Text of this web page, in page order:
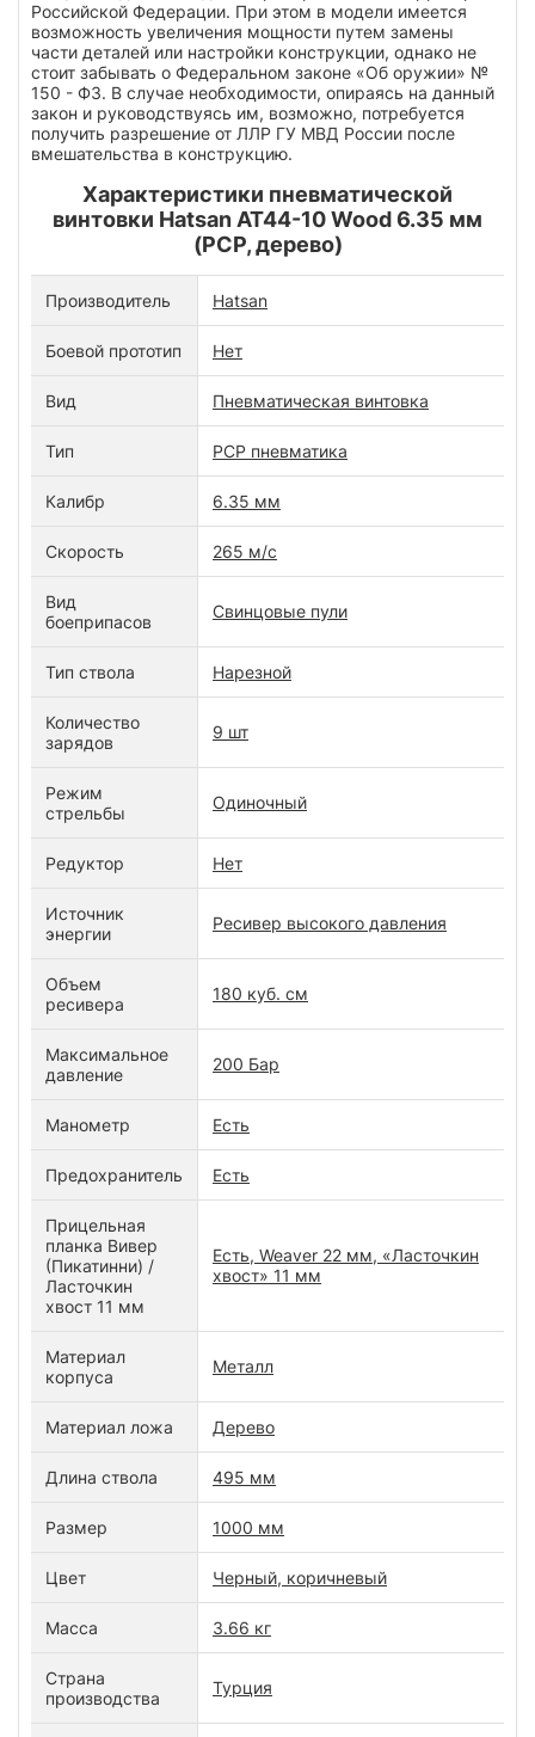
Российской Федерации. При этом в модели имеется
возможность увеличения мощности путем замены
части деталей или настройки конструкции, однако не
стоит забывать о Федеральном законе «Об оружии» №
150 - ФЗ. В случае необходимости, опираясь на данный
закон и руководствуясь им, возможно, потребуется
получить разрешение от ЛЛР ГУ МВД России после
вмешательства в конструкцию.
Характеристики пневматической
винтовки Hatsan AT44-10 Wood 6.35 мм
(PCP, дерево)
Производитель Hatsan
Боевой прототип Нет
Вид Пневматическая винтовка
Тип PCP пневматика
Калибр 6.35 мм
Скорость 265 м/с
Вид
боеприпасов
Свинцовые пули
Тип ствола Нарезной
Количество
зарядов
9 шт
Режим
стрельбы
Одиночный
Редуктор Нет
Источник
энергии
Ресивер высокого давления
Объем
ресивера
180 куб. см
Максимальное
давление
200 Бар
Манометр Есть
Предохранитель Есть
Прицельная
планка Вивер
(Пикатинни) /
Ласточкин
хвост 11 мм
Есть, Weaver 22 мм, «Ласточкин
хвост» 11 мм
Материал
корпуса
Металл
Материал ложа Дерево
Длина ствола 495 мм
Размер 1000 мм
Цвет Черный, коричневый
Масса 3.66 кг
Страна
производства
Турция